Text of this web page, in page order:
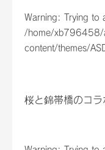
Warning : Trying to
/home/xb796458/
content/themes/
桜と錦帯橋のコラ